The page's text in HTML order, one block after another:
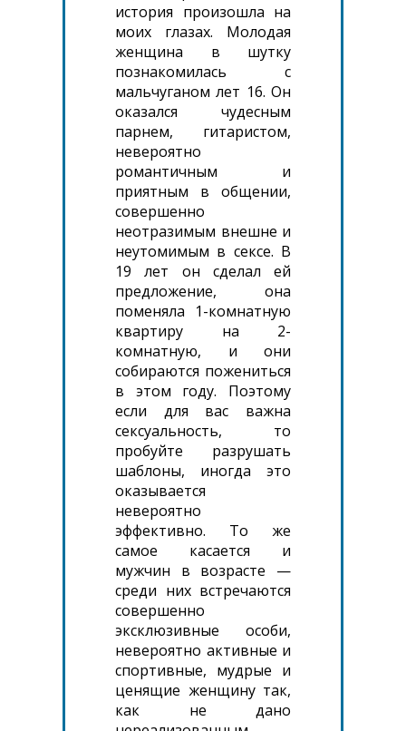
история произошла на
моих глазах. Молодая
женщина в шутку
познакомилась с
мальчуганом лет 16. Он
оказался чудесным
парнем, гитаристом,
невероятно
романтичным и
приятным в общении,
совершенно
неотразимым внешне и
неутомимым в сексе. В
19 лет он сделал ей
предложение, она
поменяла 1-комнатную
квартиру на 2-
комнатную, и они
собираются пожениться
в этом году. Поэтому
если для вас важна
сексуальность, то
пробуйте разрушать
шаблоны, иногда это
оказывается
невероятно
эффективно. То же
самое касается и
мужчин в возрасте —
среди них встречаются
совершенно
эксклюзивные особи,
невероятно активные и
спортивные, мудрые и
ценящие женщину так,
как не дано